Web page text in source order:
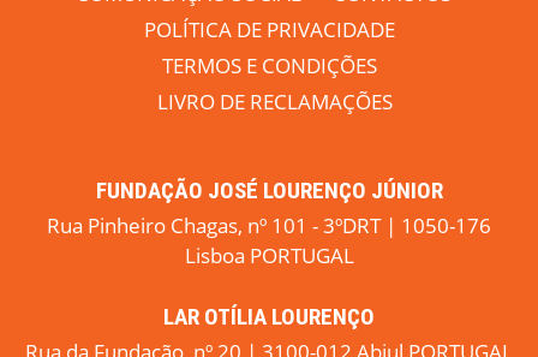
POLÍTICA DE PRIVACIDADE
TERMOS E CONDIÇÕES
LIVRO DE RECLAMAÇÕES
FUNDAÇÃO JOSÉ LOURENÇO JÚNIOR
Rua Pinheiro Chagas, nº 101 - 3ºDRT | 1050-176
Lisboa PORTUGAL
LAR OTÍLIA LOURENÇO